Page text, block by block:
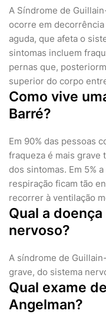
A Síndrome de
ocorre em
aguda, que afeta o
sintomas incluem
pernas que,
superior do corpo
Como vive
Barré?
Em 90% das pessoas
fraqueza é mais grave
dos sintomas. Em 5%
respiração ficam tão
recorrer à ventilação
Qual a
nervoso?
A síndrome de
grave, do sistema
Qual exame
Angelman?